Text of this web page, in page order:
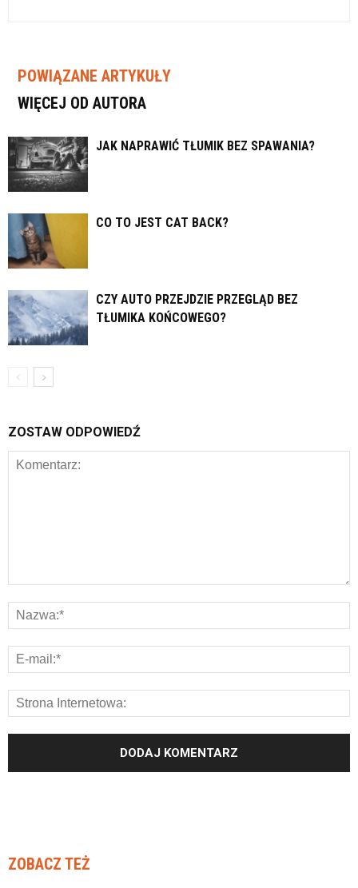
POWIĄZANE ARTYKUŁY
WIĘCEJ OD AUTORA
JAK NAPRAWIĆ TŁUMIK BEZ SPAWANIA?
CO TO JEST CAT BACK?
CZY AUTO PRZEJDZIE PRZEGLĄD BEZ
TŁUMIKA KOŃCOWEGO?
ZOSTAW ODPOWIEDŹ
ZOBACZ TEŻ